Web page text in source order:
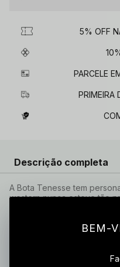
5% OFF
PARCELE
PRIMEIRA
Descrição completa
A Bota Tenesse tem
western nunca esteve tão
bico quadrado e o salto
O caramelo no couro de
BEM-